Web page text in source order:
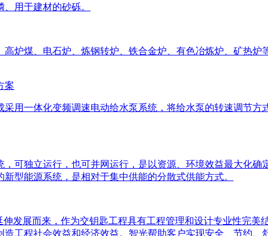
用于建材的砂砾。
炉煤、电石炉、炼钢转炉、铁合金炉、有色冶炼炉、矿热
案
用一体化变频调速电动给水泵系统，将给水泵的转速调节
可独立运行，也可并网运行，是以资源、环境效益最大化
型能源系统，是相对于集中供能的分散式供能方式。
发展而来，作为交钥匙工程具有工程管理和设计专业性完
工程社会效益和经济效益。智光帮助客户实现安全、节约